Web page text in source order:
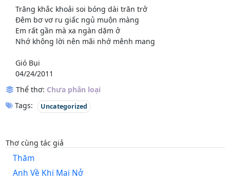
Trăng khắc khoải soi bóng dài trăn trở
Đêm bơ vơ ru giấc ngủ muộn màng
Em rất gần mà xa ngàn dặm ở
Nhớ không lời nên mãi nhớ mênh mang
Gió Bụi
04/24/2011
Thể thơ: Chưa phân loại
Tags:
Uncategorized
Thơ cùng tác giả
Thăm
Anh Về Khi Mai Nở